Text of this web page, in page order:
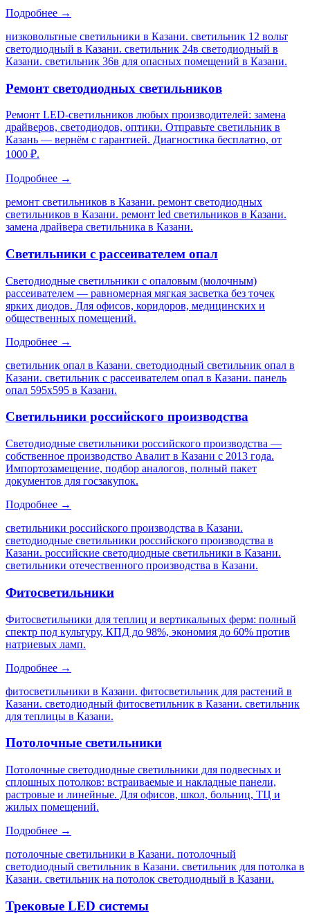
Подробнее →
низковольтные светильники в Казани. светильник 12 вольт
светодиодный в Казани. светильник 24в светодиодный в
Казани. светильник 36в для опасных помещений в Казани.
Ремонт светодиодных светильников
Ремонт LED-светильников любых производителей: замена
драйверов, светодиодов, оптики. Отправьте светильник в
Казань — вернём с гарантией. Диагностика бесплатно, от
1000 ₽.
Подробнее →
ремонт светильников в Казани. ремонт светодиодных
светильников в Казани. ремонт led светильников в Казани.
замена драйвера светильника в Казани.
Светильники с рассеивателем опал
Светодиодные светильники с опаловым (молочным)
рассеивателем — равномерная мягкая засветка без точек
ярких диодов. Для офисов, коридоров, медицинских и
общественных помещений.
Подробнее →
светильник опал в Казани. светодиодный светильник опал в
Казани. светильник с рассеивателем опал в Казани. панель
опал 595х595 в Казани.
Светильники российского производства
Светодиодные светильники российского производства —
собственное производство Авалит в Казани с 2013 года.
Импортозамещение, подбор аналогов, полный пакет
документов для госзакупок.
Подробнее →
светильники российского производства в Казани.
светодиодные светильники российского производства в
Казани. российские светодиодные светильники в Казани.
светильники отечественного производства в Казани.
Фитосветильники
Фитосветильники для теплиц и вертикальных ферм: полный
спектр под культуру, КПД до 98%, экономия до 60% против
натриевых ламп.
Подробнее →
фитосветильники в Казани. фитосветильник для растений в
Казани. светодиодный фитосветильник в Казани. светильник
для теплицы в Казани.
Потолочные светильники
Потолочные светодиодные светильники для подвесных и
сплошных потолков: встраиваемые и накладные панели,
растровые и линейные. Для офисов, школ, больниц, ТЦ и
жилых помещений.
Подробнее →
потолочные светильники в Казани. потолочный
светодиодный светильник в Казани. светильник для потолка в
Казани. светильник на потолок светодиодный в Казани.
Трековые LED системы